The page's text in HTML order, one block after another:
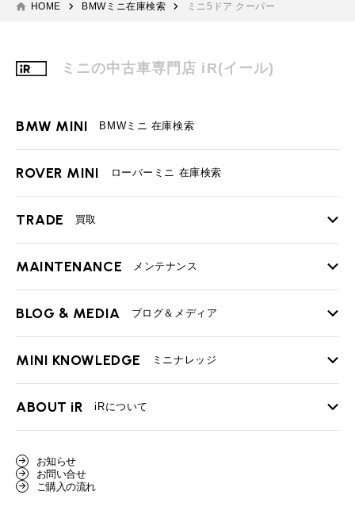
HOME BMWミニ在庫検索 ミニ5ドア クーパー
ミニの中古車専門店 iR(イール)
BMW MINI BMWミニ 在庫検索
ROVER MINI ローバーミニ 在庫検索
TRADE 買取
TOP
必要書類
BMWミニ買取査定依頼
ローバーミニ買取査定依頼
MAINTENANCE メンテナンス
TOP
最近の修理実績
BLOG & MEDIA ブログ＆メディア
TOP
User's Voice 購入者様の声
Part's Report
MINI KNOWLEDGE ミニナレッジ
TOP
ローバーミニナレッジ
ABOUT iR iRについて
スタッフ紹介
お知らせ
お問い合せ
ご購入の流れ